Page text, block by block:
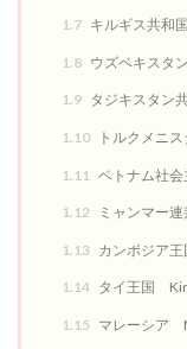
1.7 キルギス共和
1.8 ウズベキスタ
1.9 タジキスタン
1.10 トルクメニ
1.11 ベトナム社
1.12 ミャンマー
1.13 カンボジア
1.14 タイ王国
1.15 マレーシア